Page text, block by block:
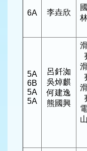
6A 李垚欣
5A
6B
5A
5A
呂釺洳
吳焯麒
何建逸
熊國興